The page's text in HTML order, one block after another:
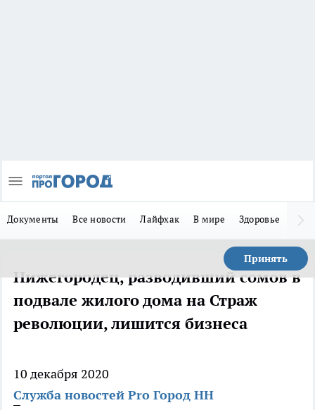
Документы Все новости Лайфхак В мире Здоровье
Принять
Нижегородец, разводивший сомов в
подвале жилого дома на Страж
революции, лишится бизнеса
10 декабря 2020
Служба новостей Pro Город НН